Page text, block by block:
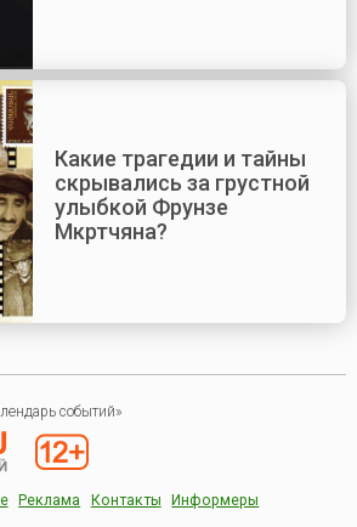
Какие трагедии и тайны
скрывались за грустной
улыбкой Фрунзе
Мкртчяна?
событий»
Реклама Контакты Информеры